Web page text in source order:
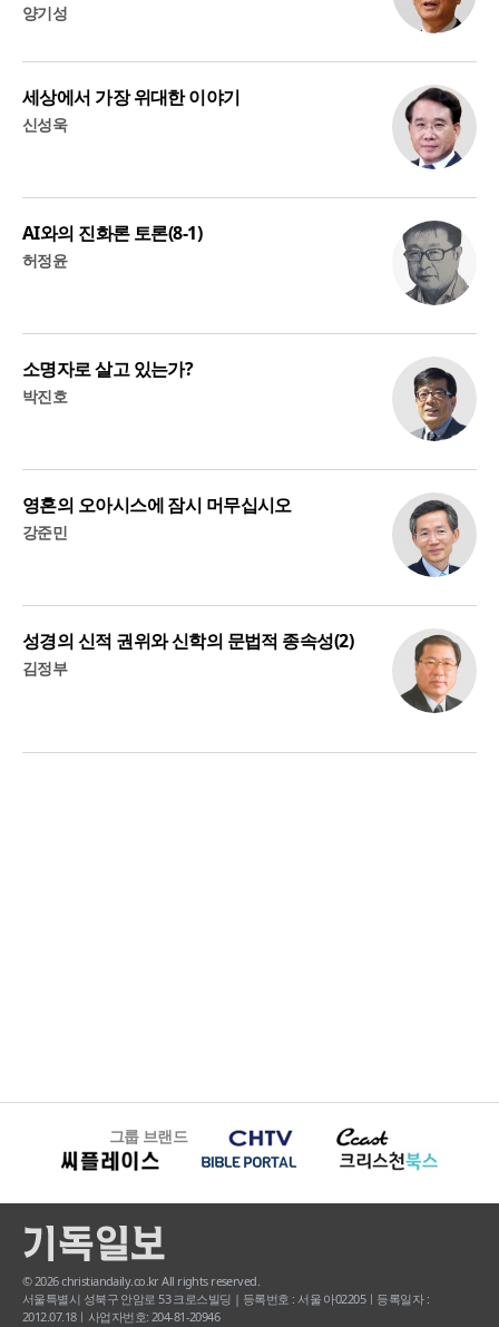
양기성
세상에서 가장 위대한 이야기
신성욱
AI와의 진화론 토론(8-1)
허정윤
소명자로 살고 있는가?
박진호
영혼의 오아시스에 잠시 머무십시오
강준민
성경의 신적 권위와 신학의 문법적 종속성(2)
김정부
그룹 브랜드
© 2026 christiandaily.co.kr All rights reserved.
서울특별시 성북구 안암로 53 크로스빌딩 | 등록번호 : 서울 아02205ㅣ등록일자 :
2012.07.18ㅣ사업자번호: 204-81-20946